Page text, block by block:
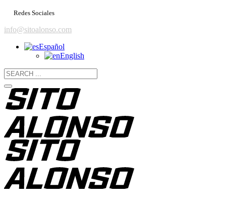
Redes Sociales
info@sitoalonso.com
Español
English